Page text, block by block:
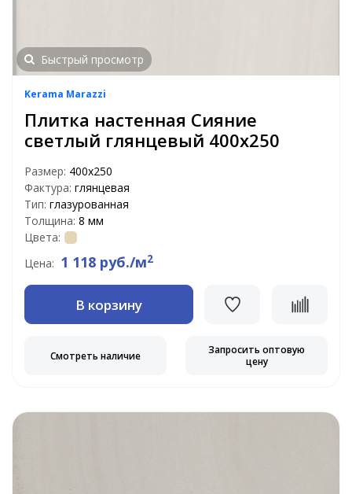
Быстрый просмотр
Kerama Marazzi
Плитка настенная Сияние
светлый глянцевый 400х250
Размер: 400х250
Фактура: глянцевая
Тип: глазурованная
Толщина: 8 мм
Цвета:
Цена: 1 118 руб./м2
В корзину
Смотреть наличие
Запросить оптовую
цену